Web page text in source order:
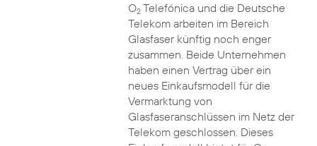
O2Telefónica und die Deutsche
Telekom arbeiten im Bereich
Glasfaser künftig noch enger
zusammen. Beide Unternehmen
haben einen Vertrag über ein
neues Einkaufsmodell für die
Vermarktung von
Glasfaseranschlüssen im Netz der
Telekom geschlossen. Dieses